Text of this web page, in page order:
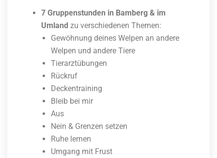
7 Gruppenstunden in Bamberg & im
Umland zu verschiedenen Themen:
Gewöhnung deines Welpen an andere
Welpen und andere Tiere
Tierarztübungen
Rückruf
Deckentraining
Bleib bei mir
Aus
Nein & Grenzen setzen
Ruhe lernen
Umgang mit Frust